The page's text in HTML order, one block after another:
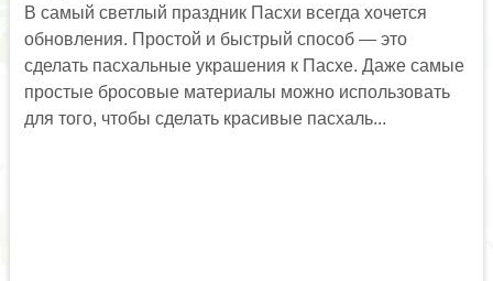
В самый светлый праздник Пасхи всегда хочется
обновления. Простой и быстрый способ — это
сделать пасхальные украшения к Пасхе. Даже самые
простые бросовые материалы можно использовать
для того, чтобы сделать красивые пасхаль...